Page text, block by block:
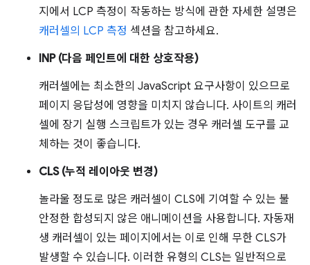
지에서 LCP 측정이 작동하는 방식에 관한 자세한 설명은
캐러셀의 LCP 측정 섹션을 참고하세요.
INP (다음 페인트에 대한 상호작용)
캐러셀에는 최소한의 JavaScript 요구사항이 있으므로
페이지 응답성에 영향을 미치지 않습니다. 사이트의 캐러
셀에 장기 실행 스크립트가 있는 경우 캐러셀 도구를 교
체하는 것이 좋습니다.
CLS (누적 레이아웃 변경)
놀라울 정도로 많은 캐러셀이 CLS에 기여할 수 있는 불
안정한 합성되지 않은 애니메이션을 사용합니다. 자동재
생 캐러셀이 있는 페이지에서는 이로 인해 무한 CLS가
발생할 수 있습니다. 이러한 유형의 CLS는 일반적으로